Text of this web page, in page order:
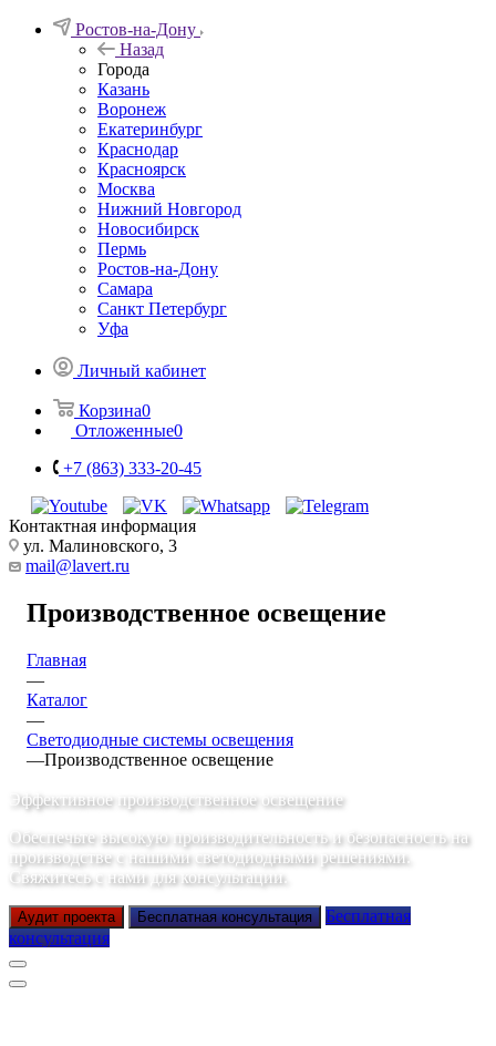
Ростов-на-Дону
Назад
Города
Казань
Воронеж
Екатеринбург
Краснодар
Красноярск
Москва
Нижний Новгород
Новосибирск
Пермь
Ростов-на-Дону
Самара
Санкт Петербург
Уфа
Личный кабинет
Корзина0
Отложенные0
+7 (863) 333-20-45
Контактная информация
ул. Малиновского, 3
mail@lavert.ru
Производственное освещение
Главная
—
Каталог
—
Светодиодные системы освещения
—Производственное освещение
Эффективное производственное освещение
Обеспечьте высокую производительность и безопасность на
производстве с нашими светодиодными решениями.
Свяжитесь с нами для консультации.
Аудит проекта Бесплатная консультация
Бесплатная
консультация